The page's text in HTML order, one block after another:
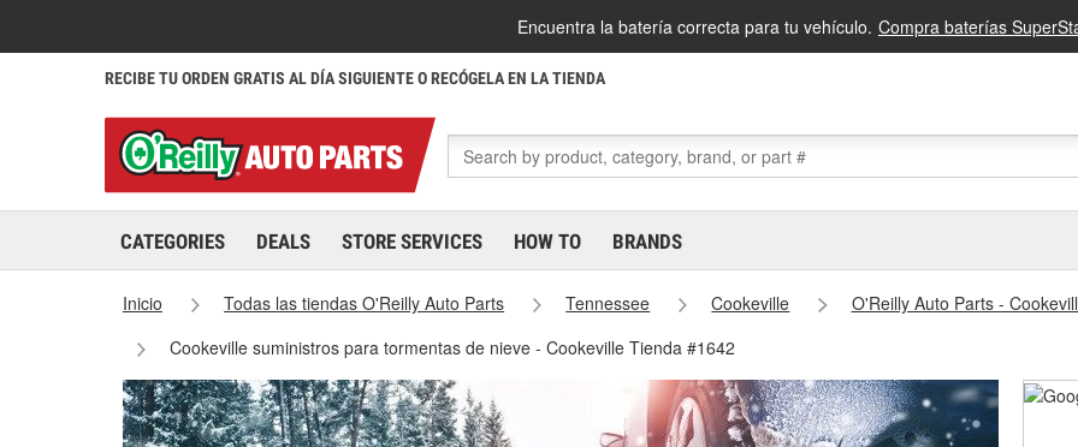
Encuentra la batería correcta para tu vehículo. Compra baterías
RECIBE TU ORDEN GRATIS AL DÍA SIGUIENTE O RECÓGELA EN LA TIENDA
CATEGORIES DEALS STORE SERVICES HOW TO BRANDS
Inicio Todas las tiendas O'Reilly Auto Parts Tennessee Cookeville
O'Reilly Auto Parts -
Cookeville suministros para tormentas de nieve - Cookeville Tienda #1642